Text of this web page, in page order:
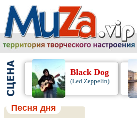
Black Dog
(Led Zeppelin)
Песня дня